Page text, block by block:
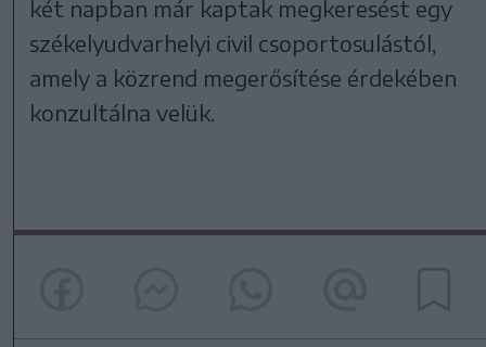
két napban már kaptak megkeresést egy
székelyudvarhelyi civil csoportosulástól,
amely a közrend megerősítése érdekében
konzultálna velük.